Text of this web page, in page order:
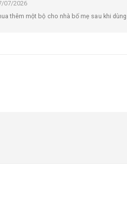
07/2026
thêm một bộ cho nhà bố mẹ sau khi